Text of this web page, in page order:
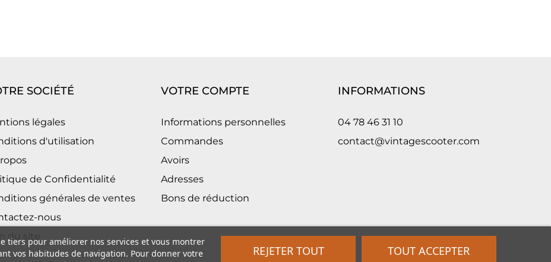
SOCIÉTÉ
légales
d'utilisation
de Confidentialité
générales de ventes
nous
du site
VOTRE COMPTE
Informations personnelles
Commandes
Avoirs
Adresses
Bons de réduction
INFORMATIONS
04 78 46 31 10
contact@vintagescooter.com
tiers pour améliorer nos services et vous montrer
vos habitudes de navigation. Pour donner votre
REJETER TOUT TOUT ACCEPTER